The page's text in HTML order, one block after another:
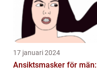
17 januari 2024
Ansiktsmasker för män: